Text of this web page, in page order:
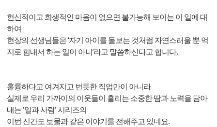
헌신적이고 희생적인 마음이 없으면 불가능해 보이는 이 일에 대
하여
현장의 선생님들은 ‘자기 아이를 돌보는 것처럼 자연스러울 뿐 억
지로 힘내서 하는 일이 아니’라고 말씀하신다고 합니다.
훌륭하다고 여겨지고 번듯한 직업만이 아니라
실제로 우리 가까이의 이웃들이 흘리는 소중한 땀과 노력을 담아
내는 '일과 사람' 시리즈의
이번 신간도 보물과 같은 이야기를 전해주고 있네요.